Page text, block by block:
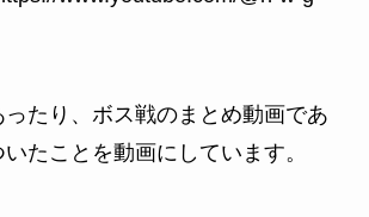
たり、ボス戦のまとめ動画であ
たことを動画にしています。